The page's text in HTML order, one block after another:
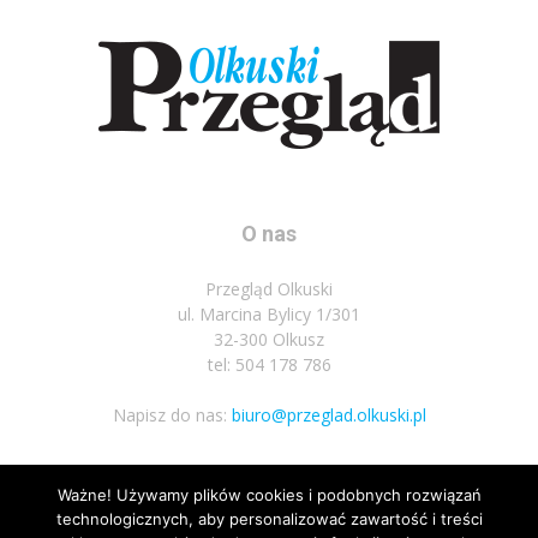
O nas
Przegląd Olkuski
ul. Marcina Bylicy 1/301
32-300 Olkusz
tel: 504 178 786
Napisz do nas: biuro@przeglad.olkuski.pl
Podążaj za nami
Ważne! Używamy plików cookies i podobnych rozwiązań
technologicznych, aby personalizować zawartość i treści